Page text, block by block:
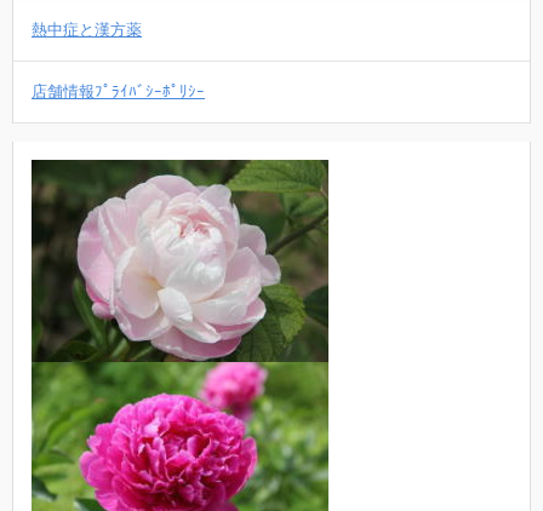
熱中症と漢方薬
店舗情報ﾌﾟﾗｲﾊﾞｼｰﾎﾟﾘｼｰ